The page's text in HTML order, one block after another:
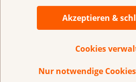
Akzeptieren &
Cookies
Nur notwendige
Datenschutzhinweis
Wir verwenden Ihre Daten
beachten Sie, dass Sie mit